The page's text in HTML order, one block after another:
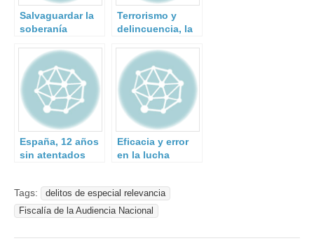
Salvaguardar la
soberanía
ciberespacio
Terrorismo y
delincuencia, la
ambos mundos
España, 12 años
sin atentados
Eficacia y error
en la lucha
Tags:
delitos de especial relevancia
Fiscalía de la Audiencia Nacional